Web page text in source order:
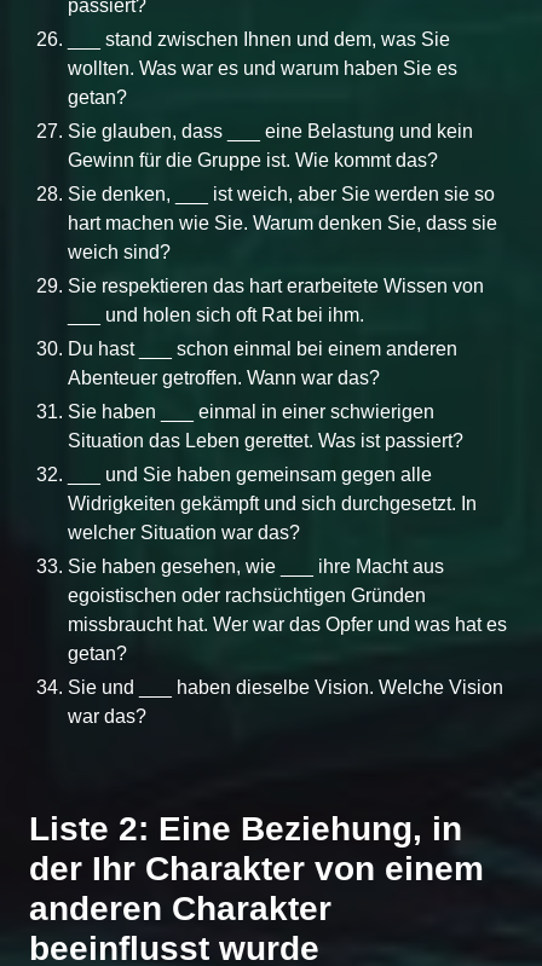
passiert?
___ stand zwischen Ihnen und dem, was Sie
wollten. Was war es und warum haben Sie es
getan?
Sie glauben, dass ___ eine Belastung und kein
Gewinn für die Gruppe ist. Wie kommt das?
Sie denken, ___ ist weich, aber Sie werden sie so
hart machen wie Sie. Warum denken Sie, dass sie
weich sind?
Sie respektieren das hart erarbeitete Wissen von
___ und holen sich oft Rat bei ihm.
Du hast ___ schon einmal bei einem anderen
Abenteuer getroffen. Wann war das?
Sie haben ___ einmal in einer schwierigen
Situation das Leben gerettet. Was ist passiert?
___ und Sie haben gemeinsam gegen alle
Widrigkeiten gekämpft und sich durchgesetzt. In
welcher Situation war das?
Sie haben gesehen, wie ___ ihre Macht aus
egoistischen oder rachsüchtigen Gründen
missbraucht hat. Wer war das Opfer und was hat es
getan?
Sie und ___ haben dieselbe Vision. Welche Vision
war das?
Liste 2: Eine Beziehung, in
der Ihr Charakter von einem
anderen Charakter
beeinflusst wurde